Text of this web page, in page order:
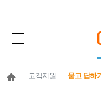
고객지원 묻고 답하기